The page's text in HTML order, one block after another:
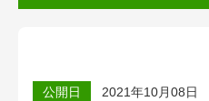
公開日 2021年10月08日